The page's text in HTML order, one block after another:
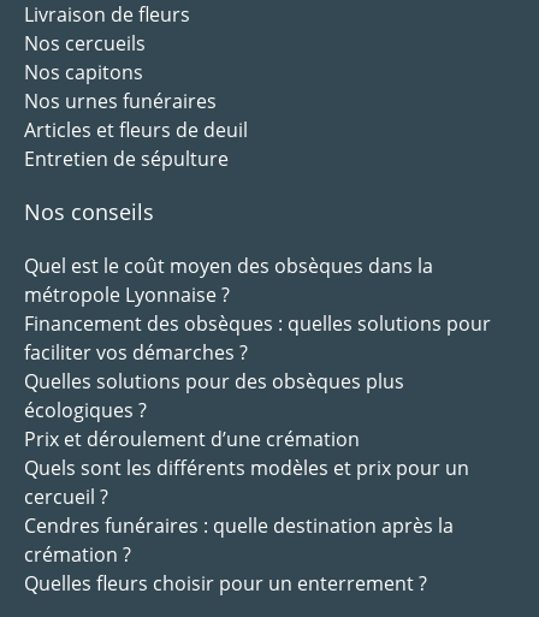
Livraison de fleurs
Nos cercueils
Nos capitons
Nos urnes funéraires
Articles et fleurs de deuil
Entretien de sépulture
Nos conseils
Quel est le coût moyen des obsèques dans la
métropole Lyonnaise ?
Financement des obsèques : quelles solutions pour
faciliter vos démarches ?
Quelles solutions pour des obsèques plus
écologiques ?
Prix et déroulement d’une crémation
Quels sont les différents modèles et prix pour un
cercueil ?
Cendres funéraires : quelle destination après la
crémation ?
Quelles fleurs choisir pour un enterrement ?